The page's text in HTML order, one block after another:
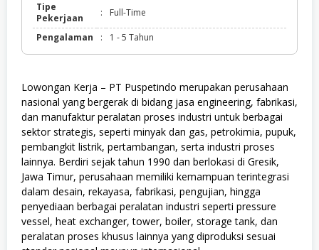
Tipe
Pekerjaan
: Full-Time
Pengalaman : 1 - 5 Tahun
Lowongan Kerja – PT Puspetindo merupakan perusahaan
nasional yang bergerak di bidang jasa engineering, fabrikasi,
dan manufaktur peralatan proses industri untuk berbagai
sektor strategis, seperti minyak dan gas, petrokimia, pupuk,
pembangkit listrik, pertambangan, serta industri proses
lainnya. Berdiri sejak tahun 1990 dan berlokasi di Gresik,
Jawa Timur, perusahaan memiliki kemampuan terintegrasi
dalam desain, rekayasa, fabrikasi, pengujian, hingga
penyediaan berbagai peralatan industri seperti pressure
vessel, heat exchanger, tower, boiler, storage tank, dan
peralatan proses khusus lainnya yang diproduksi sesuai